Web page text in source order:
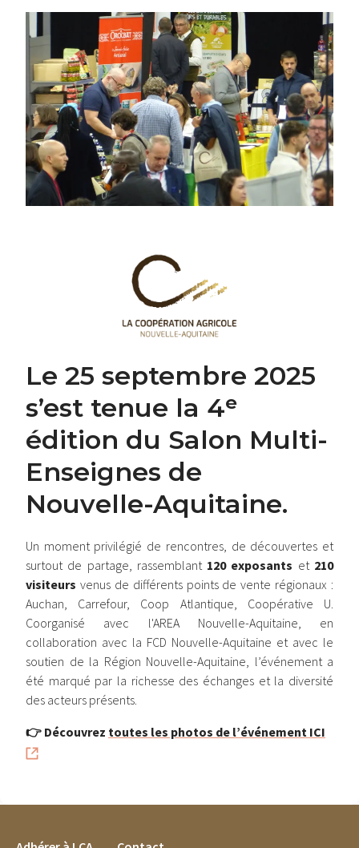
Le 25 septembre 2025
s’est tenue la 4ᵉ
édition du Salon Multi-
Enseignes de
Nouvelle-Aquitaine.
Un moment privilégié de rencontres, de découvertes et
surtout de partage, rassemblant 120 exposants et 210
visiteurs venus de différents points de vente régionaux :
Auchan, Carrefour, Coop Atlantique, Coopérative U.
Coorganisé avec l'AREA Nouvelle-Aquitaine, en
collaboration avec la FCD Nouvelle-Aquitaine et avec le
soutien de la Région Nouvelle-Aquitaine, l’événement a
été marqué par la richesse des échanges et la diversité
des acteurs présents.
👉 Découvrez toutes les photos de l’événement ICI
FOOTER MENU